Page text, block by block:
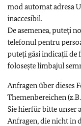
mod automat adresa
inaccesibil.
De asemenea, puteți
telefonul pentru
puteți găsi indicații de
folosește limbajul
Anfragen über dieses
Themenbereichen
Sie hierfür bitte unser
Anfragen, die nicht in